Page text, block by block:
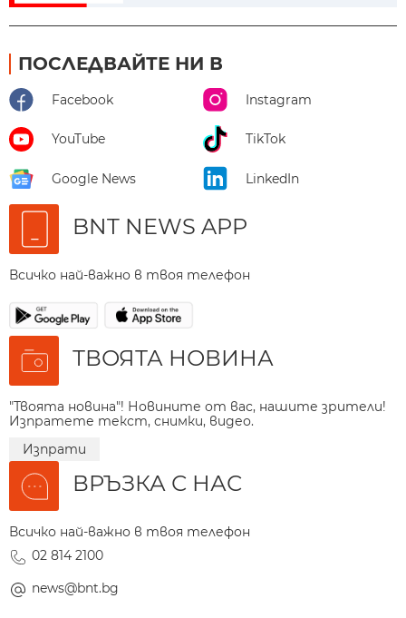
ПОСЛЕДВАЙТЕ НИ В
Facebook Instagram
YouTube TikTok
Google News LinkedIn
BNT NEWS APP
Всичко най-важно в твоя телефон
ТВОЯТА НОВИНА
"Твоята новина"! Новините от вас, нашите зрители!
Изпратете текст, снимки, видео.
Изпрати
ВРЪЗКА С НАС
Всичко най-важно в твоя телефон
02 814 2100
news@bnt.bg